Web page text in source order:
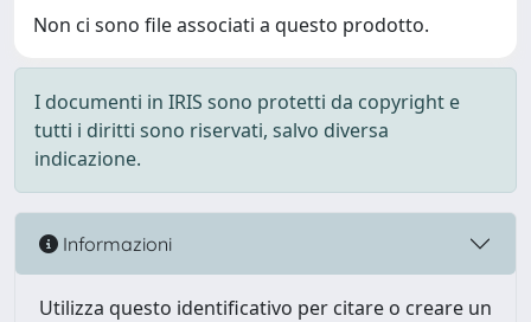
Non ci sono file associati a questo prodotto.
I documenti in IRIS sono protetti da copyright e
tutti i diritti sono riservati, salvo diversa
indicazione.
Informazioni
Utilizza questo identificativo per citare o creare un